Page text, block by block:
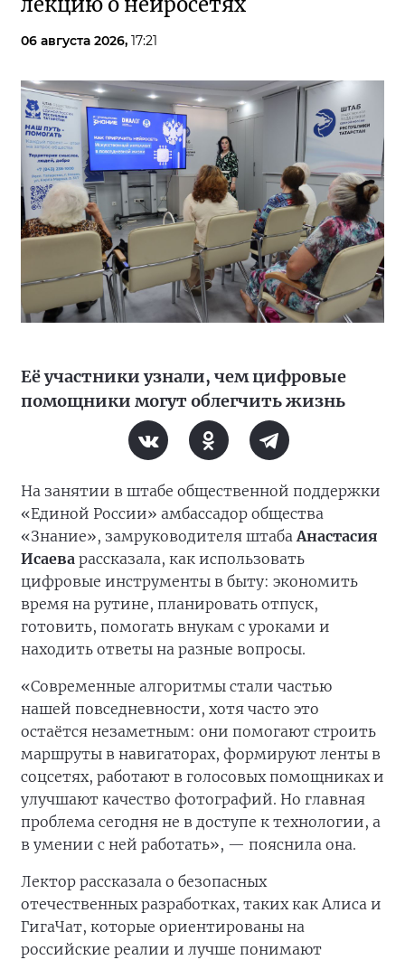
06 августа 2026, 17:21
Её участники узнали, чем цифровые
помощники могут облегчить жизнь
На занятии в штабе общественной поддержки
«Единой России» амбассадор общества
«Знание», замруководителя штабаАнастасия
Исаева рассказала, как использовать
цифровые инструменты в быту: экономить
время на рутине, планировать отпуск,
готовить, помогать внукам с уроками и
находить ответы на разные вопросы.
«Современные алгоритмы стали частью
нашей повседневности, хотя часто это
остаётся незаметным: они помогают строить
маршруты в навигаторах, формируют ленты в
соцсетях, работают в голосовых помощниках и
улучшают качество фотографий. Но главная
проблема сегодня не в доступе к технологии, а
в умении с ней работать», — пояснила она.
Лектор рассказала о безопасных
отечественных разработках, таких как Алиса и
ГигаЧат, которые ориентированы на
российские реалии и лучше понимают